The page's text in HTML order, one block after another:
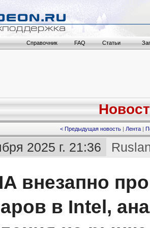
Справочник FAQ Статьи
< Предыдущая новость | Лента |
2025 г. 21:36
внезапно
в Intel,